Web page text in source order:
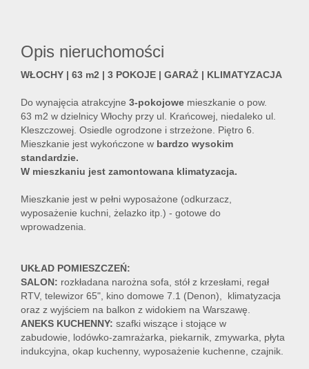
Opis nieruchomości
WŁOCHY | 63 m2 | 3 POKOJE | GARAŻ | KLIMATYZACJA
Do wynajęcia atrakcyjne 3-pokojowe mieszkanie o pow.
63 m2 w dzielnicy Włochy przy ul. Krańcowej, niedaleko ul.
Kleszczowej. Osiedle ogrodzone i strzeżone. Piętro 6.
Mieszkanie jest wykończone w bardzo wysokim
standardzie.
W mieszkaniu jest zamontowana klimatyzacja.
Mieszkanie jest w pełni wyposażone (odkurzacz,
wyposażenie kuchni, żelazko itp.) - gotowe do
wprowadzenia.
UKŁAD POMIESZCZEŃ:
SALON: rozkładana narożna sofa, stół z krzesłami, regał
RTV, telewizor 65", kino domowe 7.1 (Denon), klimatyzacja
oraz z wyjściem na balkon z widokiem na Warszawę.
ANEKS KUCHENNY: szafki wiszące i stojące w
zabudowie, lodówko-zamrażarka, piekarnik, zmywarka, płyta
indukcyjna, okap kuchenny, wyposażenie kuchenne, czajnik.